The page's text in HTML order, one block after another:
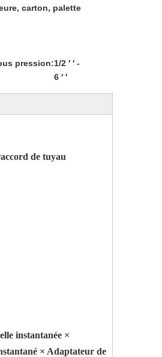
carton, palette
pression:1/2 ′ ′ -
6 ′ ′
de tuyau
instantanée ×
× Adaptateur de